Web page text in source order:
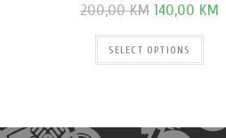
200,00KM 140,00 KM
SELECT OPTIONS